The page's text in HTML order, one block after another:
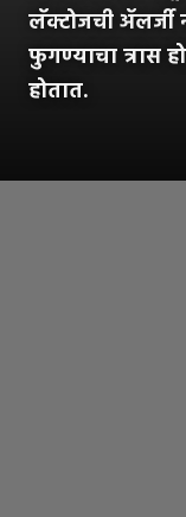
लॅक्टोजची
फुगण्याचा त्रास
होतात.